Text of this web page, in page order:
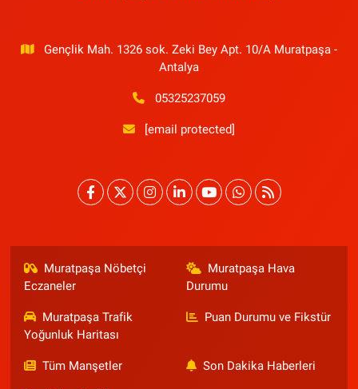
Gençlik Mah. 1326 sok. Zeki Bey Apt. 10/A Muratpaşa -
Antalya
05325237059
[email protected]
Muratpaşa Nöbetçi
Eczaneler
Muratpaşa Hava
Durumu
Muratpaşa Trafik
Yoğunluk Haritası
Puan Durumu ve Fikstür
Tüm Manşetler Son Dakika Haberleri